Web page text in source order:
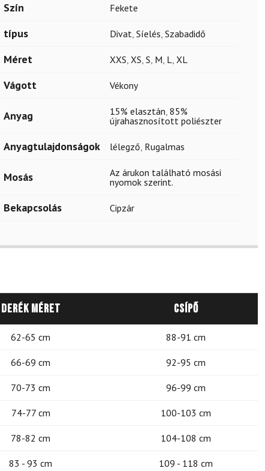
Szín Fekete
típus Divat, Síelés, Szabadidő
Méret XXS, XS, S, M, L, XL
Vágott Vékony
Anyag 15% elasztán, 85%
újrahasznosított poliészter
Anyagtulajdonságok lélegző, Rugalmas
Mosás
Az árukon található mosási
nyomok szerint.
Bekapcsolás Cipzár
Derék méret Csípő
62-65 cm 88-91 cm
66-69 cm 92-95 cm
70-73 cm 96-99 cm
74-77 cm 100-103 cm
78-82 cm 104-108 cm
83 - 93 cm 109 - 118 cm